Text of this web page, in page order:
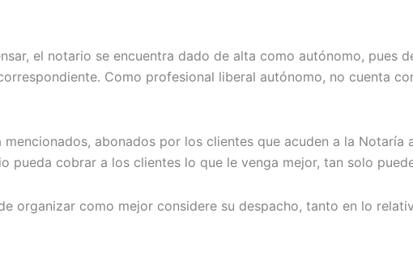
el notario se encuentra dado de alta como autónomo, pues
Como profesional liberal autónomo, no cuenta
abonados por los clientes que acuden a la
pueda cobrar a los clientes lo que le venga mejor, tan solo
organizar como mejor considere su despacho, tanto en lo